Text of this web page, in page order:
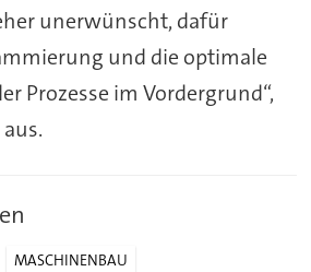
unerwünscht, dafür
und die optimale
Prozesse im Vordergrund“,
MASCHINENBAU